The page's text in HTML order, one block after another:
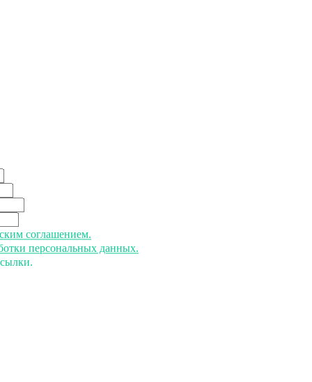
соглашением.
персональных данных.